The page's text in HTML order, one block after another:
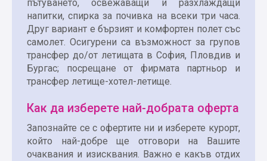
пътуването, освежаващи и разхлаждащи
напитки, спирка за почивка на всеки три часа.
Друг вариант е бързият и комфортен полет със
самолет. Осигурени са възможност за групов
трансфер до/от летищата в София, Пловдив и
Бургас; посрещане от фирмата партньор и
трансфер летище-хотел-летище.
Как да изберете най-добрата оферта
Запознайте се с офертите ни и изберете курорт,
който най-добре ще отговори на Вашите
очаквания и изисквания. Важно е какъв отдих